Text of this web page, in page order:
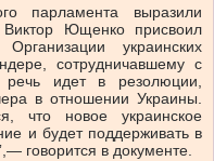
парламента выразили
Ющенко присвоил
украинских
сотрудничавшему с
идет в резолюции,
в отношении Украины.
что новое украинское
и будет поддерживать в
говорится в документе.